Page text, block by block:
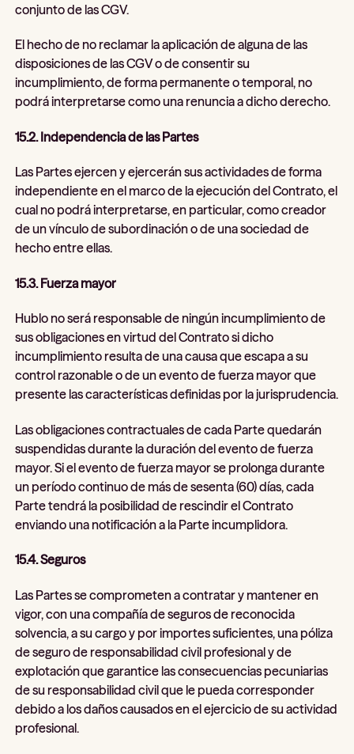
conjunto de las CGV.
El hecho de no reclamar la aplicación de alguna de las
disposiciones de las CGV o de consentir su
incumplimiento, de forma permanente o temporal, no
podrá interpretarse como una renuncia a dicho derecho.
15.2. Independencia de las Partes
Las Partes ejercen y ejercerán sus actividades de forma
independiente en el marco de la ejecución del Contrato, el
cual no podrá interpretarse, en particular, como creador
de un vínculo de subordinación o de una sociedad de
hecho entre ellas.
15.3. Fuerza mayor
Hublo no será responsable de ningún incumplimiento de
sus obligaciones en virtud del Contrato si dicho
incumplimiento resulta de una causa que escapa a su
control razonable o de un evento de fuerza mayor que
presente las características definidas por la jurisprudencia.
Las obligaciones contractuales de cada Parte quedarán
suspendidas durante la duración del evento de fuerza
mayor. Si el evento de fuerza mayor se prolonga durante
un período continuo de más de sesenta (60) días, cada
Parte tendrá la posibilidad de rescindir el Contrato
enviando una notificación a la Parte incumplidora.
15.4. Seguros
Las Partes se comprometen a contratar y mantener en
vigor, con una compañía de seguros de reconocida
solvencia, a su cargo y por importes suficientes, una póliza
de seguro de responsabilidad civil profesional y de
explotación que garantice las consecuencias pecuniarias
de su responsabilidad civil que le pueda corresponder
debido a los daños causados en el ejercicio de su actividad
profesional.